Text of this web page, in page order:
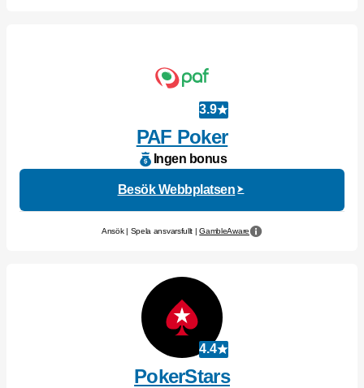
3.9
PAF Poker
Ingen bonus
Besök Webbplatsen
Ansök | Spela ansvarsfullt |GambleAware
4.4
PokerStars